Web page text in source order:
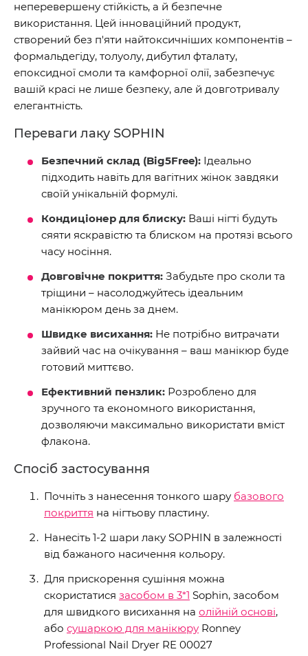
неперевершену стійкість, а й безпечне
використання. Цей інноваційний продукт,
створений без п'яти найтоксичніших компонентів –
формальдегіду, толуолу, дибутил фталату,
епоксидної смоли та камфорної олії, забезпечує
вашій красі не лише безпеку, але й довготривалу
елегантність.
Переваги лаку SOPHIN
Безпечний склад (Big5Free): Ідеально
підходить навіть для вагітних жінок завдяки
своїй унікальній формулі.
Кондиціонер для блиску: Ваші нігті будуть
сяяти яскравістю та блиском на протязі всього
часу носіння.
Довговічне покриття: Забудьте про сколи та
тріщини – насолоджуйтесь ідеальним
манікюром день за днем.
Швидке висихання: Не потрібно витрачати
зайвий час на очікування – ваш манікюр буде
готовий миттєво.
Ефективний пензлик: Розроблено для
зручного та економного використання,
дозволяючи максимально використати вміст
флакона.
Спосіб застосування
Почніть з нанесення тонкого шару базового
покриття на нігтьову пластину.
Нанесіть 1-2 шари лаку SOPHIN в залежності
від бажаного насичення кольору.
Для прискорення сушіння можна
скористатися засобом в 3*1 Sophin, засобом
для швидкого висихання на олійній основі,
або сушаркою для манікюру Ronney
Professional Nail Dryer RE 00027